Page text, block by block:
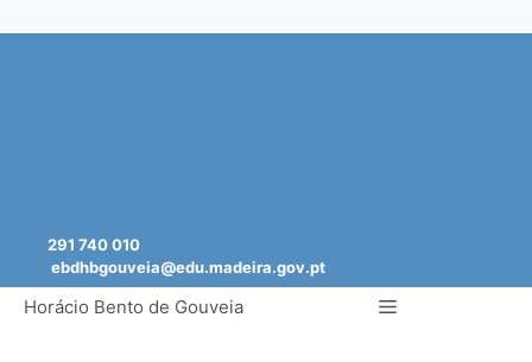
291 740 010
ebdhbgouveia@edu.madeira.gov.pt
Horácio Bento de Gouveia Menu